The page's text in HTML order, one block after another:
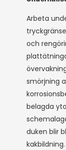
Arbeta
och
smörjning
belagda
duken blir
kakbildning.